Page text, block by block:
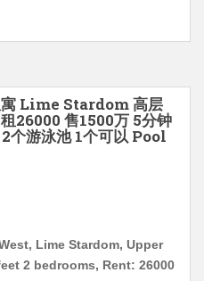
寓 Lime Stardom 高层
26000 售1500万 5分钟
个游泳池 1个可以 Pool
Lime Stardom, Upper
2 bedrooms, Rent: 26000